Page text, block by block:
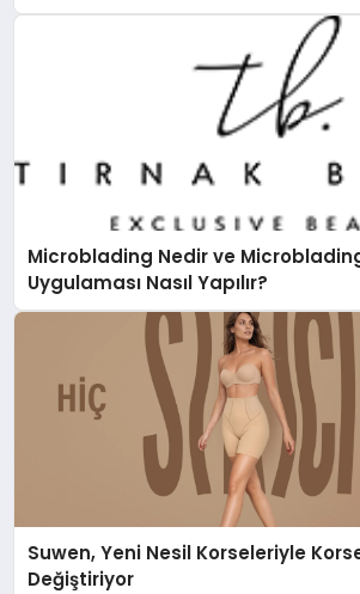
Microblading Nedir ve
Uygulaması Nasıl Yapılır?
Suwen, Yeni Nesil Korseleriyle Korse
Değiştiriyor